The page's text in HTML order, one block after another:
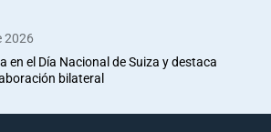
2026
en el Día Nacional de Suiza y destaca
bilateral